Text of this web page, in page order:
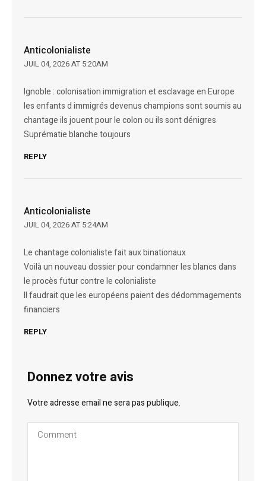
Anticolonialiste
JUIL 04, 2026 AT 5:20AM
Ignoble : colonisation immigration et esclavage en Europe
les enfants d immigrés devenus champions sont soumis au
chantage ils jouent pour le colon ou ils sont dénigres
Suprématie blanche toujours
REPLY
Anticolonialiste
JUIL 04, 2026 AT 5:24AM
Le chantage colonialiste fait aux binationaux
Voilà un nouveau dossier pour condamner les blancs dans
le procès futur contre le colonialiste
Il faudrait que les européens paient des dédommagements
financiers
REPLY
Donnez votre avis
Votre adresse email ne sera pas publique.